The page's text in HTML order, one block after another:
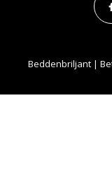
Beddenbriljant |